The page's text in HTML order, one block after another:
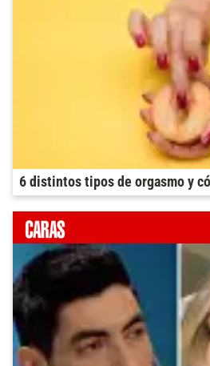
6 distintos tipos de orgasmo y